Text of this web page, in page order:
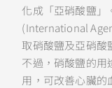
化成「亞硝酸鹽」
(International
取硝酸鹽及亞硝酸
不過，硝酸鹽的用
用，可改善心臟的